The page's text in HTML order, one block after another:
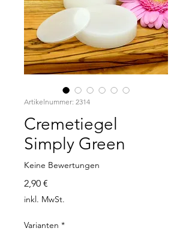
Artikelnummer: 2314
Cremetiegel
Simply Green
Keine Bewertungen
2,90 €
inkl. MwSt.
Varianten *